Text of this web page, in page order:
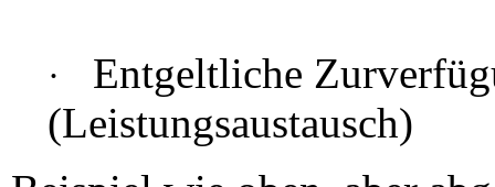
·
Entgeltliche
(Leistungsaustausch)